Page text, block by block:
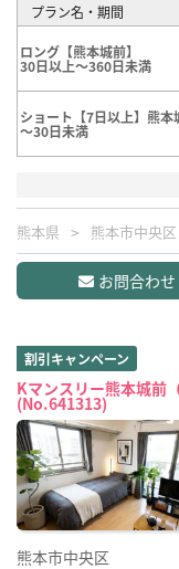
プラン名・期間
ロング【熊本城前】
30日以上～360日未満
ショート【7日以上】熊本
～30日未満
熊本県 熊本市中央区
お問合わせ
割引キャンペーン
Kマンスリー熊本城前
(No.641313)
熊本市中央区